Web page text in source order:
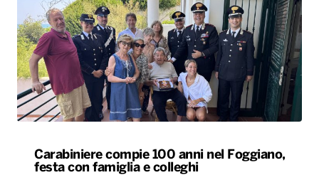
Carabiniere compie 100 anni nel Foggiano,
festa con famiglia e colleghi